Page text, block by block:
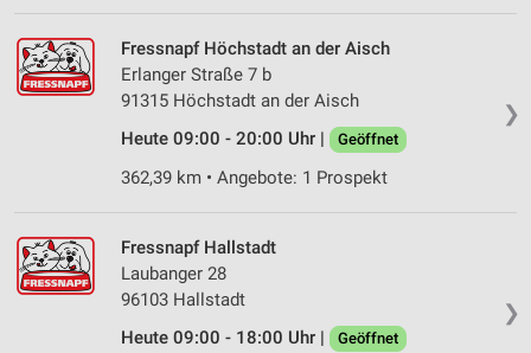
❯
Fressnapf Höchstadt an der Aisch
Erlanger Straße 7 b
91315 Höchstadt an der Aisch
Heute 09:00 - 20:00 Uhr |
Geöffnet
362,39 km • Angebote: 1 Prospekt
❯
Fressnapf Hallstadt
Laubanger 28
96103 Hallstadt
Heute 09:00 - 18:00 Uhr |
Geöffnet
Messung der Performance von Inhalten
Analyse von Zielgruppen durch Statistiken oder
Kombinationen von Daten aus verschiedenen
Entwicklung und Verbesserung der Angebote
Inhalten
IAB-Besonderheiten: